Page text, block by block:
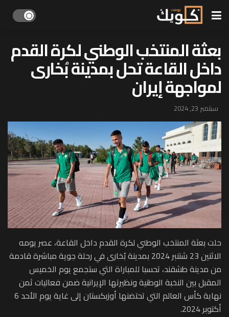
بعثة المنتخب الوطني لكرة القدم
داخل القاعة تحل بمدينة بُخارى
لمواجهة إيران
سبتمبر 23, 2024
حلت بعثة المنتخب الوطني لكرة القدم داخل القاعة، عصر يومه
الاثنين 23 شتنبر 2024 بمدينة بُخارى في رحلة جوية مباشرة قادمة
من مدينة طشقند، تحسبا للمباراة التي ستجمع يوم الخميس
المقبل بين النخبة الوطنية ونظيرتها الإيرانية ضمن فعاليات ثمن
نهاية كأس العالم التي تحتضنها أوزبكستان إلى غاية يوم الأحد 6
أكتوبر 2024.